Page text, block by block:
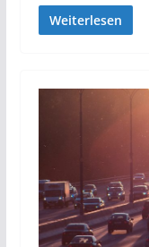
Weiterlesen